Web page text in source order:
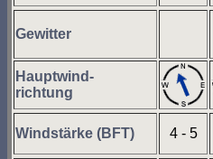
Gewitter
Hauptwind-
richtung
Windstärke (BFT) 4 - 5